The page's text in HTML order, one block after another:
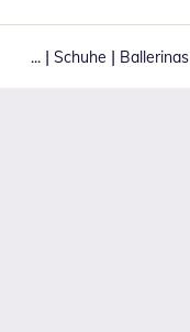
... | Schuhe | Ballerinas